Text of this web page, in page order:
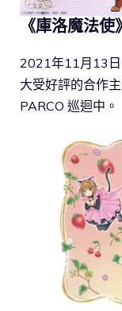
《庫洛魔法
2021年11月13
大受好評的合作
PARCO 巡迴中。